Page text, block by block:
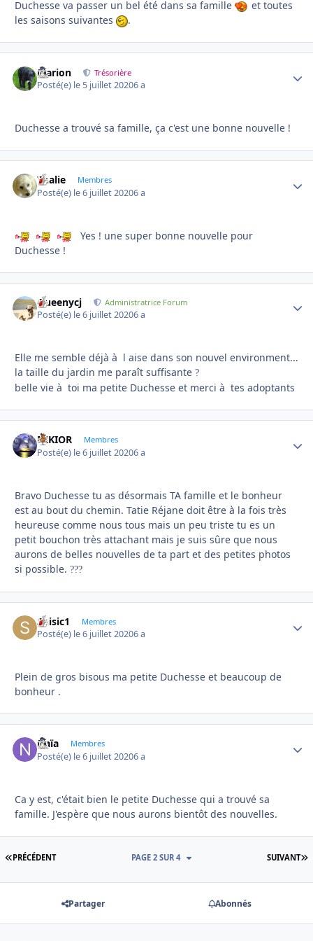
Duchesse va passer un bel été dans sa famille
et toutes
les saisons suivantes
.
Marion Trésorière
Posté(e) le 5 juillet 20206 a
Duchesse a trouvé sa famille, ça c'est une bonne nouvelle !
Thalie Membres
Posté(e) le 6 juillet 20206 a
Yes ! une super bonne nouvelle pour
Duchesse !
Queenycj Administratrice Forum
Posté(e) le 6 juillet 20206 a
Elle me semble déjà à l aise dans son nouvel environment...
la taille du jardin me paraît suffisante ?
belle vie à toi ma petite Duchesse et merci à tes adoptants
NIKIOR Membres
Posté(e) le 6 juillet 20206 a
Bravo Duchesse tu as désormais TA famille et le bonheur
est au bout du chemin. Tatie Réjane doit être à la fois très
heureuse comme nous tous mais un peu triste tu es un
petit bouchon très attachant mais je suis sûre que nous
aurons de belles nouvelles de ta part et des petites photos
si possible. ???
Soisic1 Membres
Posté(e) le 6 juillet 20206 a
Plein de gros bisous ma petite Duchesse et beaucoup de
bonheur .
Naïa Membres
Posté(e) le 6 juillet 20206 a
Ca y est, c'était bien le petite Duchesse qui a trouvé sa
famille. J'espère que nous aurons bientôt des nouvelles.
PREMIÈRE PAGE
PRÉCÉDENT SUIVANT
PAGE 2 SUR 4
Partager Abonnés